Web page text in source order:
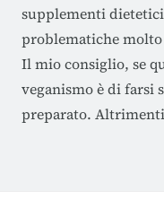
supplementi
problematiche
Il mio consiglio, se
veganismo è di farsi
preparato.